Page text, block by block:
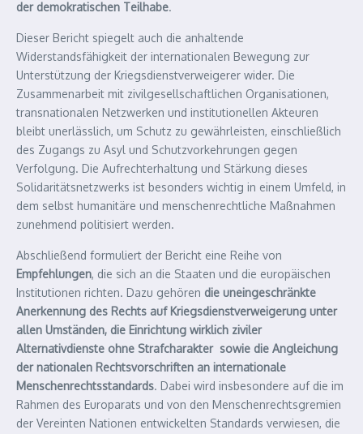
der demokratischen Teilhabe.
Dieser Bericht spiegelt auch die anhaltende
Widerstandsfähigkeit der internationalen Bewegung zur
Unterstützung der Kriegsdienstverweigerer wider. Die
Zusammenarbeit mit zivilgesellschaftlichen Organisationen,
transnationalen Netzwerken und institutionellen Akteuren
bleibt unerlässlich, um Schutz zu gewährleisten, einschließlich
des Zugangs zu Asyl und Schutzvorkehrungen gegen
Verfolgung. Die Aufrechterhaltung und Stärkung dieses
Solidaritätsnetzwerks ist besonders wichtig in einem Umfeld, in
dem selbst humanitäre und menschenrechtliche Maßnahmen
zunehmend politisiert werden.
Abschließend formuliert der Bericht eine Reihe von
Empfehlungen, die sich an die Staaten und die europäischen
Institutionen richten. Dazu gehören die uneingeschränkte
Anerkennung des Rechts auf Kriegsdienstverweigerung unter
allen Umständen, die Einrichtung wirklich ziviler
Alternativdienste ohne Strafcharakter sowie die Angleichung
der nationalen Rechtsvorschriften an internationale
Menschenrechtsstandards. Dabei wird insbesondere auf die im
Rahmen des Europarats und von den Menschenrechtsgremien
der Vereinten Nationen entwickelten Standards verwiesen, die